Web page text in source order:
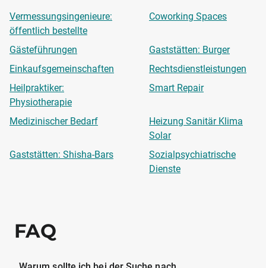
Vermessungsingenieure:
öffentlich bestellte
Coworking Spaces
Gästeführungen
Gaststätten: Burger
Einkaufsgemeinschaften
Rechtsdienstleistungen
Heilpraktiker:
Physiotherapie
Smart Repair
Medizinischer Bedarf
Heizung Sanitär Klima
Solar
Gaststätten: Shisha-Bars
Sozialpsychiatrische
Dienste
FAQ